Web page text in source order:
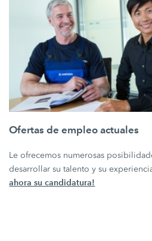
Ofertas de empleo actuales
Le ofrecemos numerosas
desarrollar su talento y su
ahora su candidatura!